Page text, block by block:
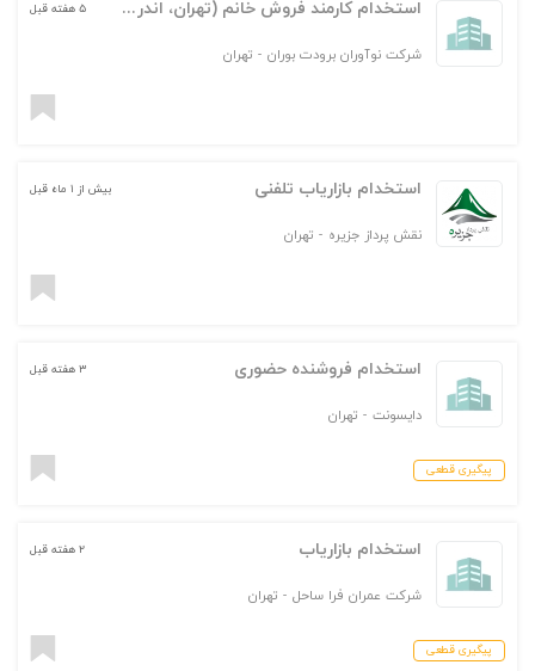
استخدام کارمند فروش خانم (تهران، اندرزگو)
شرکت نوآوران برودت بوران - تهران
۵ هفته قبل
استخدام بازاریاب تلفنی
نقش پرداز جزیره - تهران
بیش از ۱ ماه قبل
استخدام فروشنده حضوری
دایسونت - تهران
۳ هفته قبل
پیگیری قطعی
استخدام بازاریاب
شرکت عمران فرا ساحل - تهران
۲ هفته قبل
پیگیری قطعی